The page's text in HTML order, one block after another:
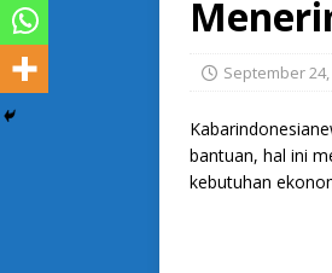
September 24,
bantuan, hal ini
kebutuhan